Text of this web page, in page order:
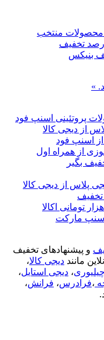
»
از همراه اول
بگیر
اسنپ مارکت
و پیشنهادهای تخفیف
مانند دیجی کالا،
چیلیوری، دیجی استایل،
،فرادرس، فرانش،